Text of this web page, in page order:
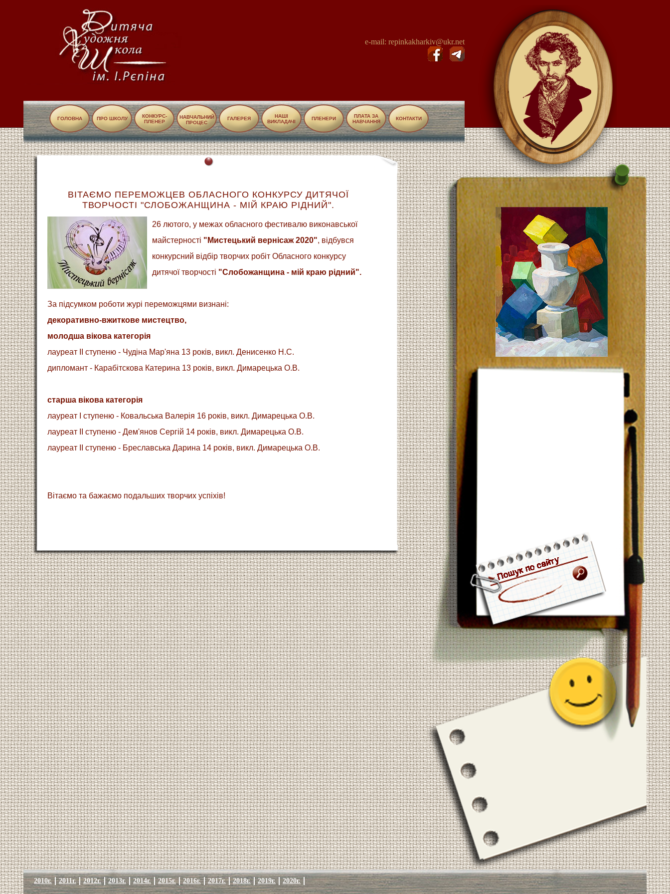
e-mail: repinkakharkiv@ukr.net
ГОЛОВНА ПРО ШКОЛУ
КОНКУРС-
ПЛЕНЕР
НАВЧАЛЬНИЙ
ПРОЦЕС
ГАЛЕРЕЯ
НАШІ
ВИКЛАДАЧІ
ПЛЕНЕРИ
ПЛАТА ЗА
НАВЧАННЯ
КОНТАКТИ
ВІТАЄМО ПЕРЕМОЖЦЕВ ОБЛАСНОГО КОНКУРСУ ДИТЯЧОЇ
ТВОРЧОСТІ "СЛОБОЖАНЩИНА - МІЙ КРАЮ РІДНИЙ".
26 лютого, у межах обласного фестивалю виконавської
майстерності "Мистецький вернісаж 2020", відбувся
конкурсний відбір творчих робіт Обласного конкурсу
дитячої творчості "Слобожанщина - мій краю рідний".
За підсумком роботи журі переможцями визнані:
декоративно-вжиткове мистецтво,
молодша вікова категорія
лауреат ІІ ступеню - Чудіна Мар'яна 13 років, викл. Денисенко Н.С.
дипломант - Карабітскова Катерина 13 років, викл. Димарецька О.В.
старша вікова категорія
лауреат І ступеню - Ковальська Валерія 16 років, викл. Димарецька О.В.
лауреат ІІ ступеню - Дем'янов Сергій 14 років, викл. Димарецька О.В.
лауреат ІІ ступеню - Бреславська Дарина 14 років, викл. Димарецька О.В.
Вітаємо та бажаємо подальших творчих успіхів!
2010г. 2011г. 2012г. 2013г. 2014г. 2015г. 2016г. 2017г. 2018г. 2019г. 2020г.